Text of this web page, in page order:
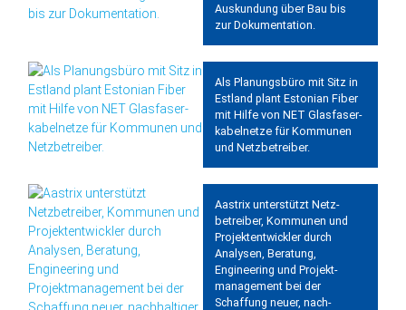
Auskundung über Bau bis
zur Dokumentation.
Als Planungs­büro mit Sitz in
Estland plant Estonian Fiber
mit Hilfe von NET Glas­faser­
kabel­netze für Kommunen
und Netz­be­treiber.
Aastrix unterstützt Netz­
betreiber, Kommunen und
Projekt­entwickler durch
Analysen, Beratung,
Engineering und Projekt­
management bei der
Schaffung neuer, nach­